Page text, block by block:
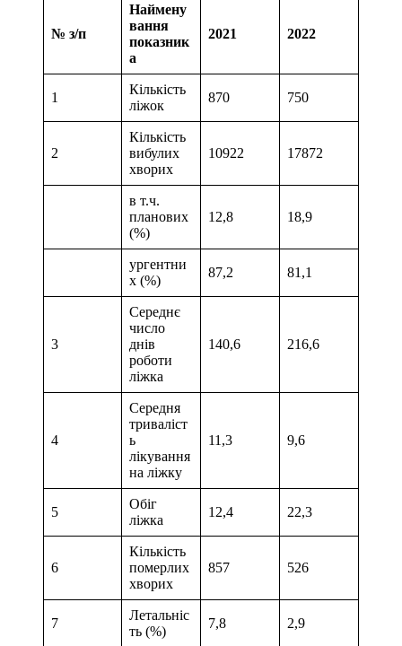
№ з/п
Наймену
вання
показник
а
2021 2022
1
Кількість
ліжок
870 750
2
Кількість
вибулих
хворих
10922 17872
в т.ч.
планових
(%)
12,8 18,9
ургентни
х (%)
87,2 81,1
3
Середнє
число
днів
роботи
ліжка
140,6 216,6
4
Середня
триваліст
ь
лікування
на ліжку
11,3 9,6
5
Обіг
ліжка
12,4 22,3
6
Кількість
померлих
хворих
857 526
7
Летальніс
ть (%)
7,8 2,9